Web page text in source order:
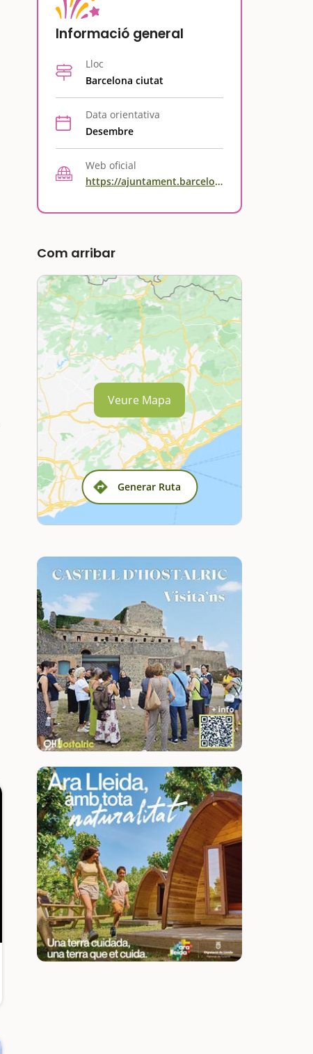
Informació general
Lloc
Barcelona ciutat
Data orientativa
Desembre
Web oficial
https://ajuntament.barcelona.cat/centrescivics/ca/detall/campanya-solidaria-cap-infant-sense-joguina_99400679038.html
Com arribar
Generar Ruta
Veure Mapa